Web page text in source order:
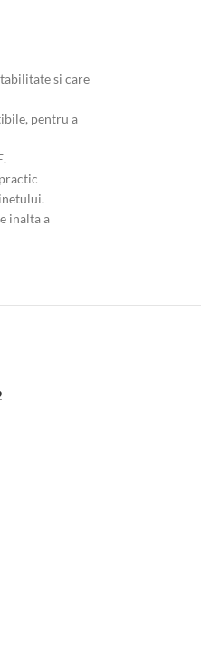
si care
pentru a
inalta a